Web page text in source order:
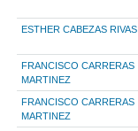
ESTHER CABEZAS RIVAS
FRANCISCO CARRERAS
MARTINEZ
FRANCISCO CARRERAS
MARTINEZ